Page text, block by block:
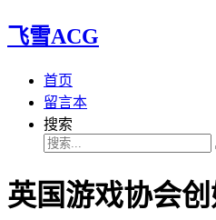
飞雪ACG
首页
留言本
搜索
英国游戏协会